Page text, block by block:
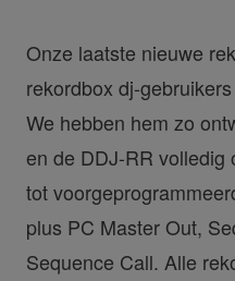
Onze laatste nieuwe
rekordbox dj-
We hebben hem zo
en de DDJ-RR volledig
tot
plus PC Master Out,
Sequence Call. Alle